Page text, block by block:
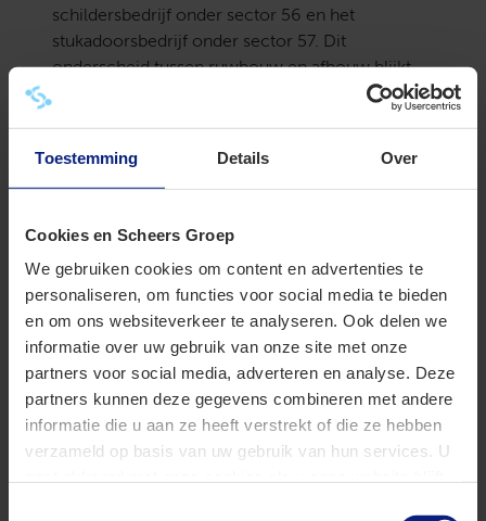
Toestemming Details Over
Cookies en Scheers Groep
We gebruiken cookies om content en advertenties te
personaliseren, om functies voor social media te bieden
en om ons websiteverkeer te analyseren. Ook delen we
informatie over uw gebruik van onze site met onze
partners voor social media, adverteren en analyse. Deze
partners kunnen deze gegevens combineren met andere
informatie die u aan ze heeft verstrekt of die ze hebben
verzameld op basis van uw gebruik van hun services. U
schildersbedrijf onder sector 56 en het
stukadoorsbedrijf onder sector 57. Dit
onderscheid tussen ruwbouw en afbouw blijkt
Stofferen van plafonds
De werkgever plaatst spanplafonds: plafonds van
gespannen kunststofdoek onder bestaande
overeenkomst met het
woningstoffeerdersbedrijf. De werkgever
bekleedt immers ruimten, in het bijzonder
plafonds, met een stof, in dit geval kunststof. De
indeling bij sector 17 is daarom terecht.
Cao niet van belang
De werkgever voert aan dat hij onder de cao
afbouw valt. Het hof passeert dit argument. Bij
de sectorindeling is niet van belang onder welke